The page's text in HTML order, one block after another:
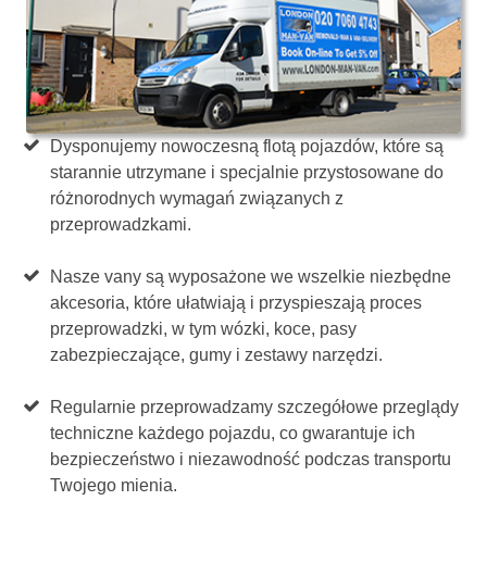
Dysponujemy nowoczesną flotą pojazdów, które są
starannie utrzymane i specjalnie przystosowane do
różnorodnych wymagań związanych z
przeprowadzkami.
Nasze vany są wyposażone we wszelkie niezbędne
akcesoria, które ułatwiają i przyspieszają proces
przeprowadzki, w tym wózki, koce, pasy
zabezpieczające, gumy i zestawy narzędzi.
Regularnie przeprowadzamy szczegółowe przeglądy
techniczne każdego pojazdu, co gwarantuje ich
bezpieczeństwo i niezawodność podczas transportu
Twojego mienia.